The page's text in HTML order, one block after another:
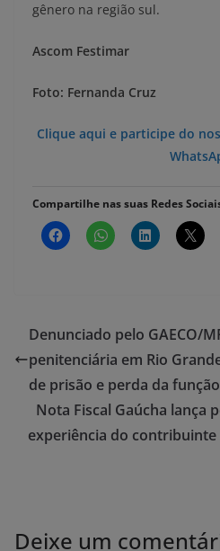
gênero na região sul.
Ascom Festimar
Foto: Fernanda Cruz
Clique aqui e participe do
Compartilhe nas suas Redes
Denunciado pelo GAECO/
penitenciária em Rio
de prisão e perda da
Nota Fiscal Gaúcha lança
experiência do
Deixe um